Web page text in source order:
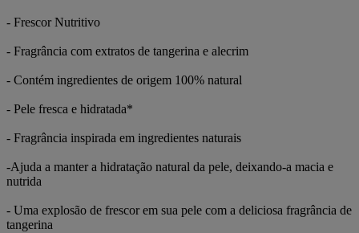
- Frescor Nutritivo
- Fragrância com extratos de tangerina e alecrim
- Contém ingredientes de origem 100% natural
- Pele fresca e hidratada*
- Fragrância inspirada em ingredientes naturais
-Ajuda a manter a hidratação natural da pele, deixando-a macia e
nutrida
- Uma explosão de frescor em sua pele com a deliciosa fragrância de
tangerina